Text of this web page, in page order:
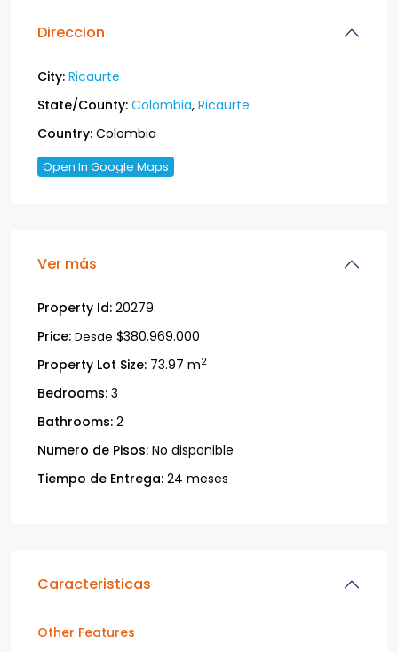
Direccion
City: Ricaurte
State/County: Colombia, Ricaurte
Country: Colombia
Open In Google Maps
Ver más
Property Id: 20279
Price: Desde $380.969.000
Property Lot Size: 73.97 m2
Bedrooms: 3
Bathrooms: 2
Numero de Pisos: No disponible
Tiempo de Entrega: 24 meses
Caracteristicas
Other Features